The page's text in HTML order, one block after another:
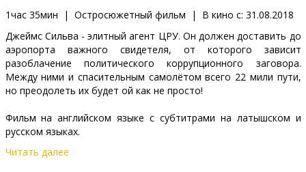
1час 35мин | Остросюжетный фильм | В кино с: 31.08.2018
Джеймс Сильва - элитный агент ЦРУ. Он должен доставить до
аэропорта важного свидетеля, от которого зависит
разоблачение политического коррупционного заговора.
Между ними и спасительным самолётом всего 22 мили пути,
но преодолеть их будет ой как не просто!
Фильм на английском языке с субтитрами на латышском и
русском языках.
Читать далее